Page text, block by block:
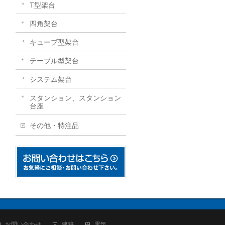
T型架台
四角架台
キューブ型架台
テーブル型架台
システム架台
スタンション、スタンション
台座
その他・特注品